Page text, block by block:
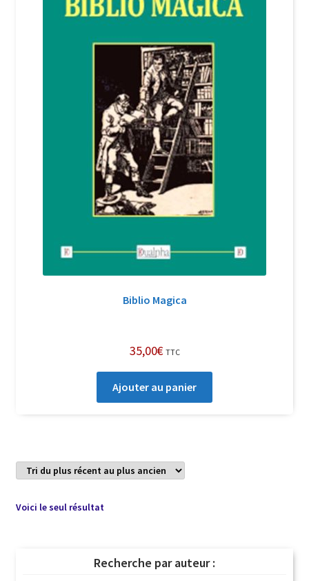
Login Customizer
Politique de confidentialité et cookies
Qui sommes-nous ?
Soutien à Philippe Randa
Suivi de la Commande
Biblio Magica
35,00€ TTC
Ajouter au panier
Voici le seul résultat
Recherche par auteur :